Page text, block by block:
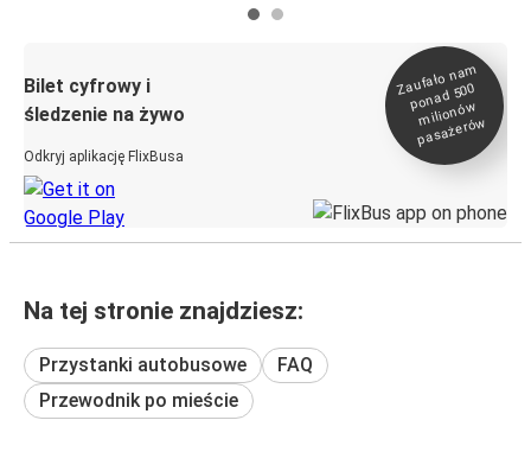
Bilet cyfrowy i
śledzenie na żywo
Odkryj aplikację FlixBusa
Zaufało na
m
ponad 500
milionó
w
pasażeró
w
Na tej stronie znajdziesz:
Przystanki autobusowe
FAQ
Przewodnik po mieście